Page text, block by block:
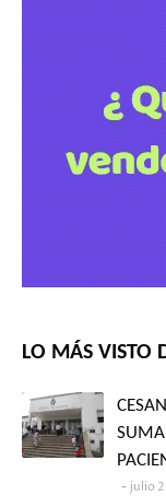
LO MÁS VISTO
julio